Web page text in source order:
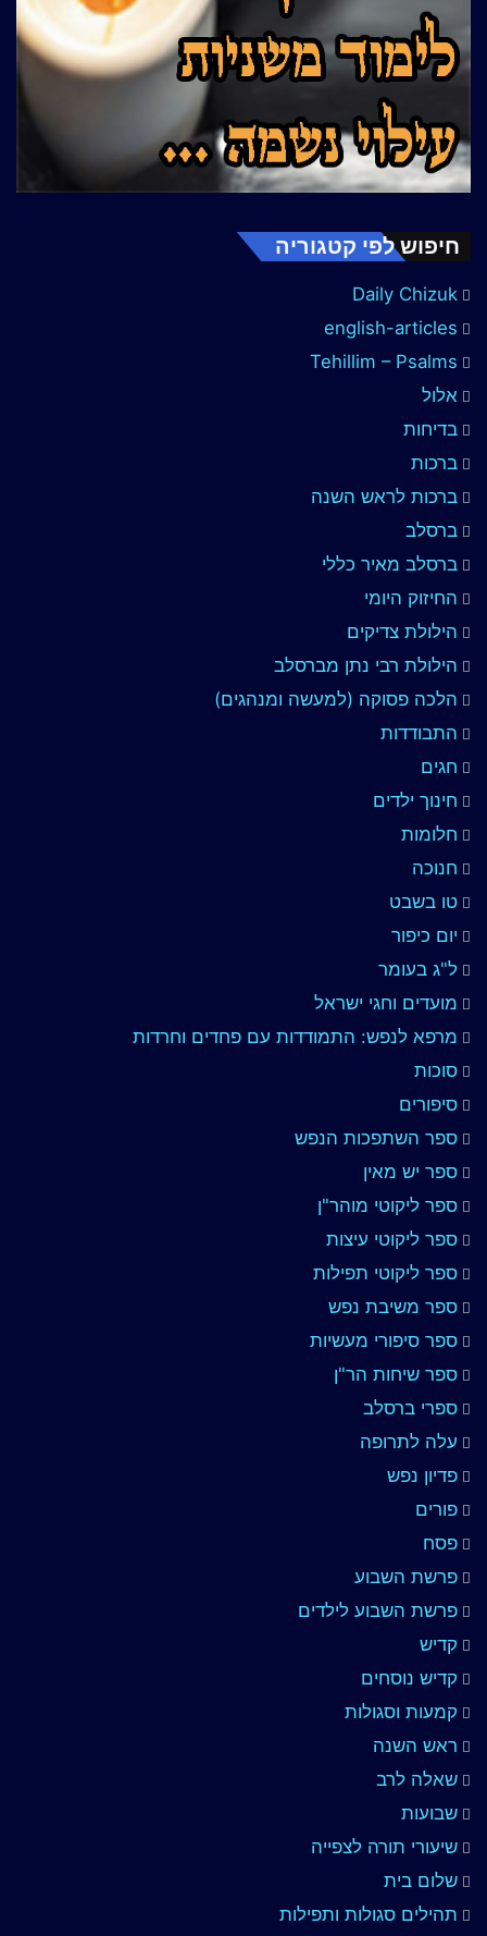
חיפוש לפי קטגוריה
Daily Chizuk
english-articles
Tehillim – Psalms
אלול
בדיחות
ברכות
ברכות לראש השנה
ברסלב
ברסלב מאיר כללי
החיזוק היומי
הילולת צדיקים
הילולת רבי נתן מברסלב
הלכה פסוקה (למעשה ומנהגים)
התבודדות
חגים
חינוך ילדים
חלומות
חנוכה
טו בשבט
יום כיפור
ל"ג בעומר
מועדים וחגי ישראל
מרפא לנפש: התמודדות עם פחדים וחרדות
סוכות
סיפורים
ספר השתפכות הנפש
ספר יש מאין
ספר ליקוטי מוהר"ן
ספר ליקוטי עיצות
ספר ליקוטי תפילות
ספר משיבת נפש
ספר סיפורי מעשיות
ספר שיחות הר"ן
ספרי ברסלב
עלה לתרופה
פדיון נפש
פורים
פסח
פרשת השבוע
פרשת השבוע לילדים
קדיש
קדיש נוסחים
קמעות וסגולות
ראש השנה
שאלה לרב
שבועות
שיעורי תורה לצפייה
שלום בית
תהילים סגולות ותפילות